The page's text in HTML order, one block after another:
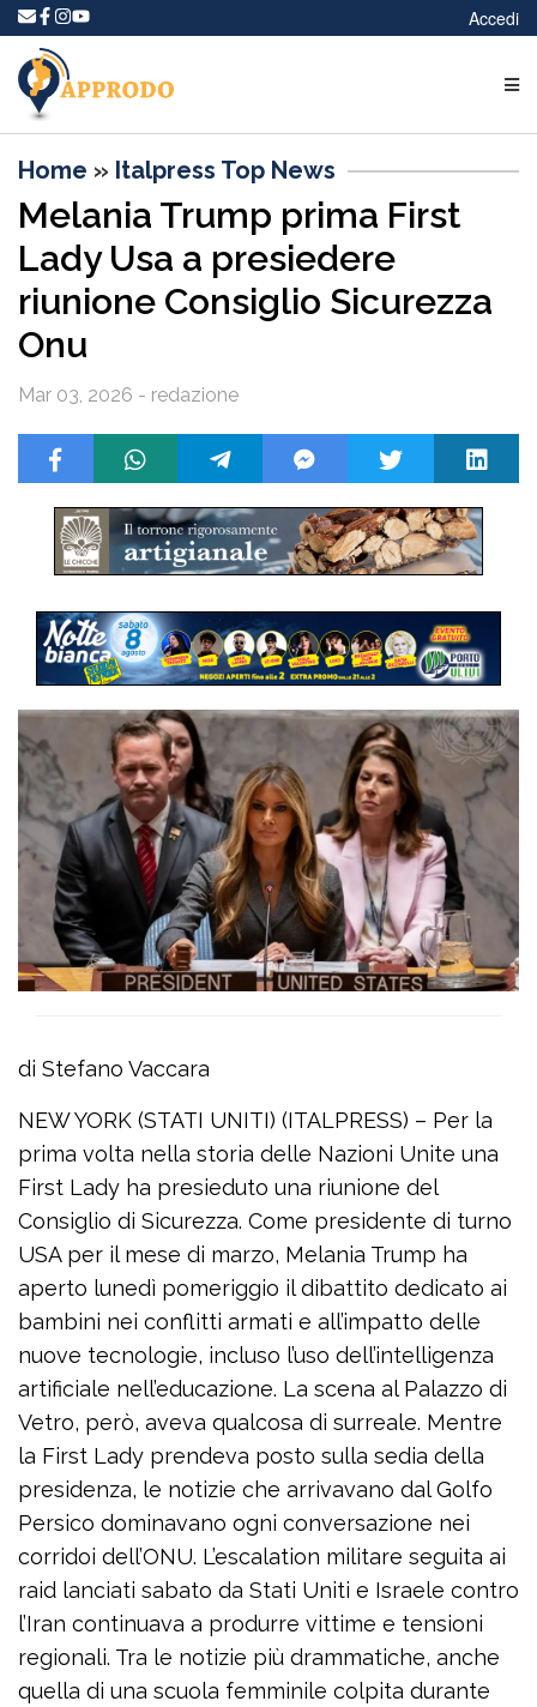
Accedi
Home » Italpress Top News
Melania Trump prima First
Lady Usa a presiedere
riunione Consiglio Sicurezza
Onu
Mar 03, 2026 - redazione
di Stefano Vaccara
NEW YORK (STATI UNITI) (ITALPRESS) – Per la
prima volta nella storia delle Nazioni Unite una
First Lady ha presieduto una riunione del
Consiglio di Sicurezza. Come presidente di turno
USA per il mese di marzo, Melania Trump ha
aperto lunedì pomeriggio il dibattito dedicato ai
bambini nei conflitti armati e all’impatto delle
nuove tecnologie, incluso l’uso dell’intelligenza
artificiale nell’educazione. La scena al Palazzo di
Vetro, però, aveva qualcosa di surreale. Mentre
la First Lady prendeva posto sulla sedia della
presidenza, le notizie che arrivavano dal Golfo
Persico dominavano ogni conversazione nei
corridoi dell’ONU. L’escalation militare seguita ai
raid lanciati sabato da Stati Uniti e Israele contro
l’Iran continuava a produrre vittime e tensioni
regionali. Tra le notizie più drammatiche, anche
quella di una scuola femminile colpita durante